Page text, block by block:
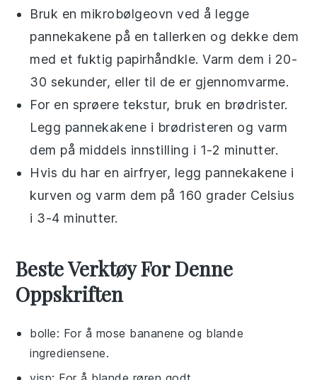
Bruk en mikrobølgeovn ved å legge
pannekakene på en tallerken og dekke dem
med et fuktig papirhåndkle. Varm dem i 20-
30 sekunder, eller til de er gjennomvarme.
For en sprøere tekstur, bruk en brødrister.
Legg pannekakene i brødristeren og varm
dem på middels innstilling i 1-2 minutter.
Hvis du har en airfryer, legg pannekakene i
kurven og varm dem på 160 grader Celsius
i 3-4 minutter.
Beste Verktøy For Denne
Oppskriften
bolle: For å mose bananene og blande
ingrediensene.